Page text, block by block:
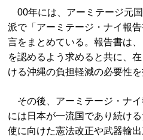
00年には、アーミテージ元
派で「アーミテージ・ナイ報
言をまとめている。報告書は
を認めるよう求めると共に、
ける沖縄の負担軽減の必要性
その後、アーミテージ・ナ
には日本が一流国であり続け
使に向けた憲法改正や武器輸